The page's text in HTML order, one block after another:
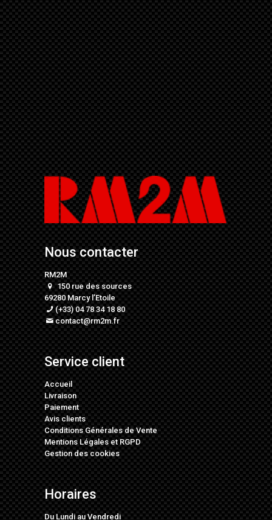
Nous contacter
RM2M
150 rue des sources
69280 Marcy l’Etoile
(+33) 04 78 34 18 80
contact@rm2m.fr
Service client
Accueil
Livraison
Paiement
Avis clients
Conditions Générales de Vente
Mentions LégalesetRGPD
Gestion des cookies
Horaires
Du Lundi au Vendredi